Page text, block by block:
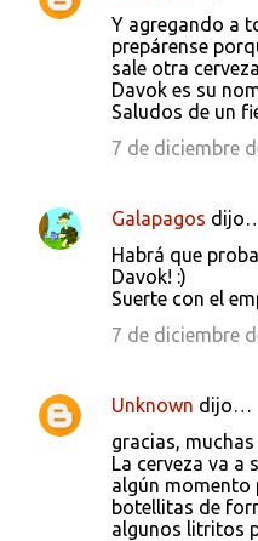
Y agregando a
prepárense
sale otra
Davok es su
Saludos de un
7 de diciembre
Galapagos
Habrá que
Davok! :)
Suerte con el
7 de diciembre
Unknown dijo…
gracias,
La cerveza va a
algún momento
botellitas de
algunos litritos